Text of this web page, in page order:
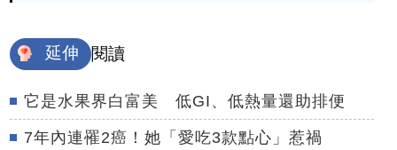
延伸 閱讀
它是水果界白富美 低GI、低熱量還助排便
7年內連罹2癌！她「愛吃3款點心」惹禍